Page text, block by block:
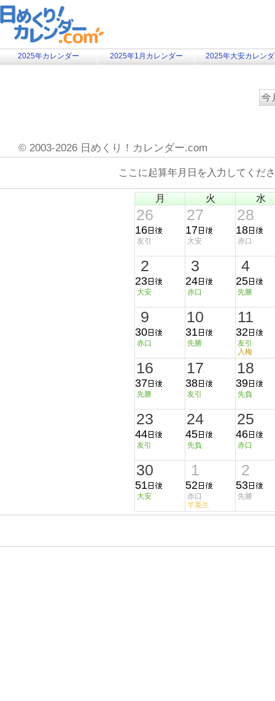
2025年カレンダー 2025年1月カレンダー 2025年大安カレン
© 2003-2026 日めくり！カレンダー.com
ここに起算年月日を入力してく
月 火 水
26
16
友引
27
17
大安
28
18
赤口
2
23
大安
3
24
赤口
4
25
先勝
9
30
赤口
10
31
先勝
11
32
友引
入梅
16
37
先勝
17
38
友引
18
39
先負
23
44
友引
24
45
先負
25
46
赤口
30
51
大安
1
52
赤口
半夏生
2
53
先勝